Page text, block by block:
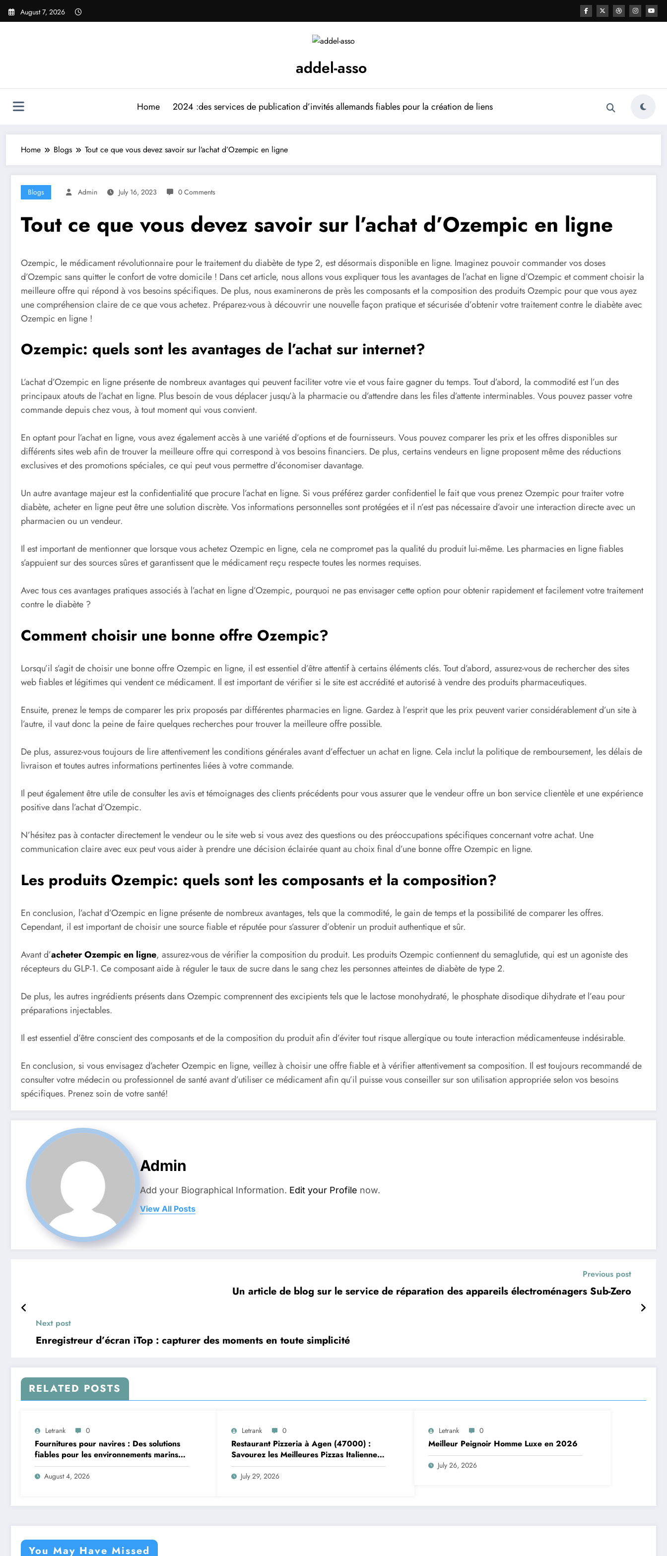
Skip
August 7, 2026
addel-asso
Home 2024 :des services de publication d’invités allemands fiables pour la création de liens
Home Blogs Tout ce que vous devez savoir sur l’achat d’Ozempic en ligne
Blogs Admin July 16, 2023 0 Comments
Tout ce que vous devez savoir sur l’achat d’Ozempic en ligne
Ozempic, le médicament révolutionnaire pour le traitement du diabète de type 2, est désormais disponible en ligne. Imaginez pouvoir commander vos doses
d’Ozempic sans quitter le confort de votre domicile ! Dans cet article, nous allons vous expliquer tous les avantages de l’achat en ligne d’Ozempic et comment choisir la
meilleure offre qui répond à vos besoins spécifiques. De plus, nous examinerons de près les composants et la composition des produits Ozempic pour que vous ayez
une compréhension claire de ce que vous achetez. Préparez-vous à découvrir une nouvelle façon pratique et sécurisée d’obtenir votre traitement contre le diabète avec
Ozempic en ligne !
Ozempic: quels sont les avantages de l’achat sur internet?
L’achat d’Ozempic en ligne présente de nombreux avantages qui peuvent faciliter votre vie et vous faire gagner du temps. Tout d’abord, la commodité est l’un des
principaux atouts de l’achat en ligne. Plus besoin de vous déplacer jusqu’à la pharmacie ou d’attendre dans les files d’attente interminables. Vous pouvez passer votre
commande depuis chez vous, à tout moment qui vous convient.
En optant pour l’achat en ligne, vous avez également accès à une variété d’options et de fournisseurs. Vous pouvez comparer les prix et les offres disponibles sur
différents sites web afin de trouver la meilleure offre qui correspond à vos besoins financiers. De plus, certains vendeurs en ligne proposent même des réductions
exclusives et des promotions spéciales, ce qui peut vous permettre d’économiser davantage.
Un autre avantage majeur est la confidentialité que procure l’achat en ligne. Si vous préférez garder confidentiel le fait que vous prenez Ozempic pour traiter votre
diabète, acheter en ligne peut être une solution discrète. Vos informations personnelles sont protégées et il n’est pas nécessaire d’avoir une interaction directe avec un
pharmacien ou un vendeur.
Il est important de mentionner que lorsque vous achetez Ozempic en ligne, cela ne compromet pas la qualité du produit lui-même. Les pharmacies en ligne fiables
s’appuient sur des sources sûres et garantissent que le médicament reçu respecte toutes les normes requises.
Avec tous ces avantages pratiques associés à l’achat en ligne d’Ozempic, pourquoi ne pas envisager cette option pour obtenir rapidement et facilement votre traitement
contre le diabète ?
Comment choisir une bonne offre Ozempic?
Lorsqu’il s’agit de choisir une bonne offre Ozempic en ligne, il est essentiel d’être attentif à certains éléments clés. Tout d’abord, assurez-vous de rechercher des sites
web fiables et légitimes qui vendent ce médicament. Il est important de vérifier si le site est accrédité et autorisé à vendre des produits pharmaceutiques.
Ensuite, prenez le temps de comparer les prix proposés par différentes pharmacies en ligne. Gardez à l’esprit que les prix peuvent varier considérablement d’un site à
l’autre, il vaut donc la peine de faire quelques recherches pour trouver la meilleure offre possible.
De plus, assurez-vous toujours de lire attentivement les conditions générales avant d’effectuer un achat en ligne. Cela inclut la politique de remboursement, les délais de
livraison et toutes autres informations pertinentes liées à votre commande.
Il peut également être utile de consulter les avis et témoignages des clients précédents pour vous assurer que le vendeur offre un bon service clientèle et une expérience
positive dans l’achat d’Ozempic.
N’hésitez pas à contacter directement le vendeur ou le site web si vous avez des questions ou des préoccupations spécifiques concernant votre achat. Une
communication claire avec eux peut vous aider à prendre une décision éclairée quant au choix final d’une bonne offre Ozempic en ligne.
Les produits Ozempic: quels sont les composants et la composition?
En conclusion, l’achat d’Ozempic en ligne présente de nombreux avantages, tels que la commodité, le gain de temps et la possibilité de comparer les offres.
Cependant, il est important de choisir une source fiable et réputée pour s’assurer d’obtenir un produit authentique et sûr.
Avant d’acheter Ozempic en ligne, assurez-vous de vérifier la composition du produit. Les produits Ozempic contiennent du semaglutide, qui est un agoniste des
récepteurs du GLP-1. Ce composant aide à réguler le taux de sucre dans le sang chez les personnes atteintes de diabète de type 2.
De plus, les autres ingrédients présents dans Ozempic comprennent des excipients tels que le lactose monohydraté, le phosphate disodique dihydrate et l’eau pour
préparations injectables.
Il est essentiel d’être conscient des composants et de la composition du produit afin d’éviter tout risque allergique ou toute interaction médicamenteuse indésirable.
En conclusion, si vous envisagez d’acheter Ozempic en ligne, veillez à choisir une offre fiable et à vérifier attentivement sa composition. Il est toujours recommandé de
consulter votre médecin ou professionnel de santé avant d’utiliser ce médicament afin qu’il puisse vous conseiller sur son utilisation appropriée selon vos besoins
spécifiques. Prenez soin de votre santé!
Admin
Add your Biographical Information. Edit your Profile now.
View All Posts
Previous post
Un article de blog sur le service de réparation des appareils électroménagers Sub-Zero
Next post
Enregistreur d’écran iTop : capturer des moments en toute simplicité
RELATED POSTS
Letrank 0
Fournitures pour navires : Des solutions
fiables pour les environnements marins
exigeants
August 4, 2026
Letrank 0
Restaurant Pizzeria à Agen (47000) :
Savourez les Meilleures Pizzas Italiennes
chez Trattoria Pasta Pizza Brax
July 29, 2026
Letrank 0
Meilleur Peignoir Homme Luxe en 2026
July 26, 2026
You May Have Missed